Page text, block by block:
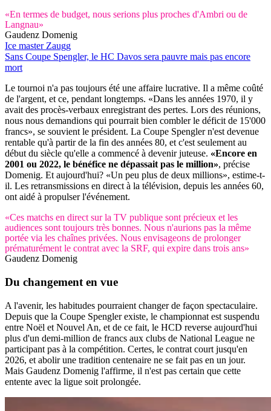
«En termes de budget, nous serions plus proches d'Ambri ou de
Langnau»
Gaudenz Domenig
Ice master Zaugg
Sans Coupe Spengler, le HC Davos sera pauvre mais pas encore
mort
Le tournoi n'a pas toujours été une affaire lucrative. Il a même coûté
de l'argent, et ce, pendant longtemps. «Dans les années 1970, il y
avait des procès-verbaux enregistrant des pertes. Lors des réunions,
nous nous demandions qui pourrait bien combler le déficit de 15'000
francs», se souvient le président. La Coupe Spengler n'est devenue
rentable qu'à partir de la fin des années 80, et c'est seulement au
début du siècle qu'elle a commencé à devenir juteuse. «Encore en
2001 ou 2022, le bénéfice ne dépassait pas le million», précise
Domenig. Et aujourd'hui? «Un peu plus de deux millions», estime-t-
il. Les retransmissions en direct à la télévision, depuis les années 60,
ont aidé à propulser l'événement.
«Ces matchs en direct sur la TV publique sont précieux et les
audiences sont toujours très bonnes. Nous n'aurions pas la même
portée via les chaînes privées. Nous envisageons de prolonger
prématurément le contrat avec la SRF, qui expire dans trois ans»
Gaudenz Domenig
Du changement en vue
A l'avenir, les habitudes pourraient changer de façon spectaculaire.
Depuis que la Coupe Spengler existe, le championnat est suspendu
entre Noël et Nouvel An, et de ce fait, le HCD reverse aujourd'hui
plus d'un demi-million de francs aux clubs de National League ne
participant pas à la compétition. Certes, le contrat court jusqu'en
2026, et abolir une tradition centenaire ne se fait pas en un jour.
Mais Gaudenz Domenig l'affirme, il n'est pas certain que cette
entente avec la ligue soit prolongée.